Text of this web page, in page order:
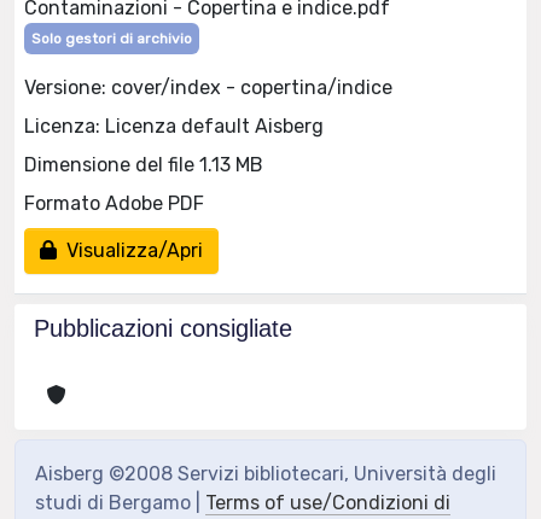
Contaminazioni - Copertina e indice.pdf
Solo gestori di archivio
Versione: cover/index - copertina/indice
Licenza: Licenza default Aisberg
Dimensione del file 1.13 MB
Formato Adobe PDF
Visualizza/Apri
Pubblicazioni consigliate
Aisberg ©2008 Servizi bibliotecari, Università degli
studi di Bergamo | Terms of use/Condizioni di